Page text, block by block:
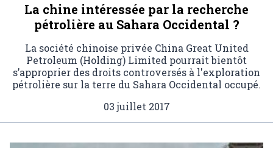
La chine intéressée par la recherche
pétrolière au Sahara Occidental ?
La société chinoise privée China Great United
Petroleum (Holding) Limited pourrait bientôt
s’approprier des droits controversés à l'exploration
pétrolière sur la terre du Sahara Occidental occupé.
03 juillet 2017